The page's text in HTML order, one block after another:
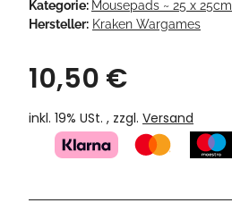
Kategorie: Mousepads ~ 25 x 25cm
Hersteller: Kraken Wargames
10,50 €
inkl. 19% USt. , zzgl. Versand